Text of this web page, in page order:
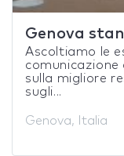
Genova
Ascoltiamo le
comunicazione
sulla migliore
sugli...
Genova, Italia